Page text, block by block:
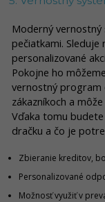
Moderný vernostný
pečiatkami. Sleduje
personalizované
Pokojne ho
vernostný program
zákazníkoch a
Vďaka tomu
dračku a čo je
Zbieranie kreditov,
Personalizované
Možnosť využiť v